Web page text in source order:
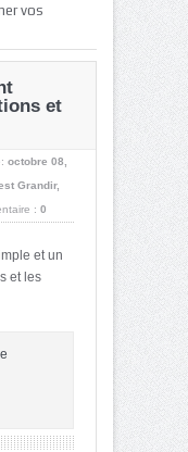
vos
et
octobre 08,
Grandir,
: 0
et un
et les